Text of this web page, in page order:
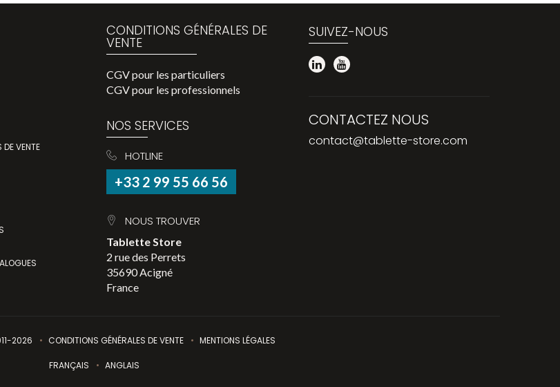
VENTE
CONDITIONS GÉNÉRALES DE
VENTE
CGV pour les particuliers
CGV pour les professionnels
NOS SERVICES
HOTLINE
+33 2 99 55 66 56
NOUS TROUVER
Tablette Store
2 rue des Perrets
35690 Acigné
France
SUIVEZ-NOUS
CONTACTEZ NOUS
contact@tablette-store.com
2026 CONDITIONS GÉNÉRALES DE VENTE MENTIONS LÉGALES
FRANÇAIS ANGLAIS